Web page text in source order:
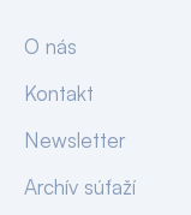
O nás
Kontakt
Newsletter
Archív súťaží